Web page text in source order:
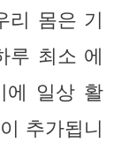
리 몸은 기
루 최소 에
에 일상 활
추가됩니